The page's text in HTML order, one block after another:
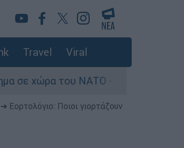
Travel Viral
του ΝΑΤΟ - Τα βασικά σενάρια έως
➔ Εορτολόγιο: Ποιοι γιορτάζουν